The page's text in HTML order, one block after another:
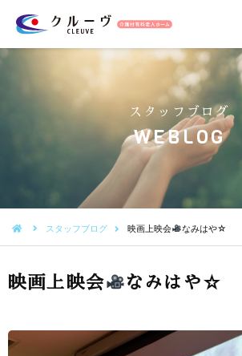
スタッフブログ
WEBLOG
スタッフブログ 映画上映会 なみはや☆
映画上映会 なみはや☆